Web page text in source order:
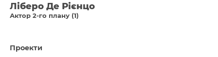
Ліберо Де Рієнцо
Актор 2-го плану (1)
Проекти